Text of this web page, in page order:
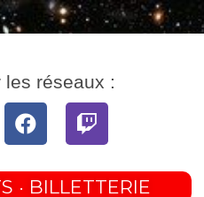
les réseaux :
FacebookTwitch
· BILLETTERIE